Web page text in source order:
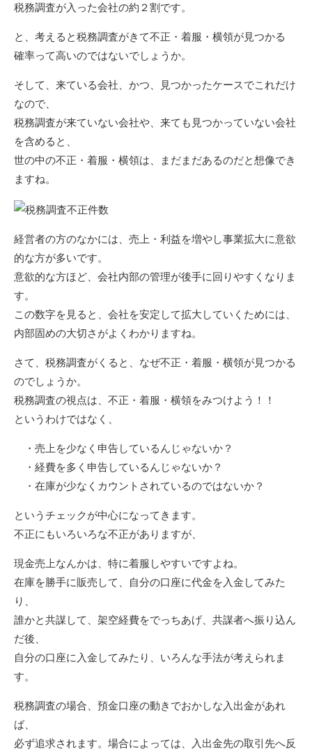
税務調査が入った会社の約２割です。
と、考えると税務調査がきて不正・着服・横領が見つかる
確率って高いのではないでしょうか。
そして、来ている会社、かつ、見つかったケースでこれだけ
なので、
税務調査が来ていない会社や、来ても見つかっていない会社
を含めると、
世の中の不正・着服・横領は、まだまだあるのだと想像でき
ますね。
経営者の方のなかには、売上・利益を増やし事業拡大に意欲
的な方が多いです。
意欲的な方ほど、会社内部の管理が後手に回りやすくなりま
す。
この数字を見ると、会社を安定して拡大していくためには、
内部固めの大切さがよくわかりますね。
さて、税務調査がくると、なぜ不正・着服・横領が見つかる
のでしょうか。
税務調査の視点は、不正・着服・横領をみつけよう！！
というわけではなく、
・売上を少なく申告しているんじゃないか？
・経費を多く申告しているんじゃないか？
・在庫が少なくカウントされているのではないか？
というチェックが中心になってきます。
不正にもいろいろな不正がありますが、
現金売上なんかは、特に着服しやすいですよね。
在庫を勝手に販売して、自分の口座に代金を入金してみた
り、
誰かと共謀して、架空経費をでっちあげ、共謀者へ振り込ん
だ後、
自分の口座に入金してみたり、いろんな手法が考えられま
す。
税務調査の場合、預金口座の動きでおかしな入出金があれ
ば、
必ず追求されます。場合によっては、入出金先の取引先へ反